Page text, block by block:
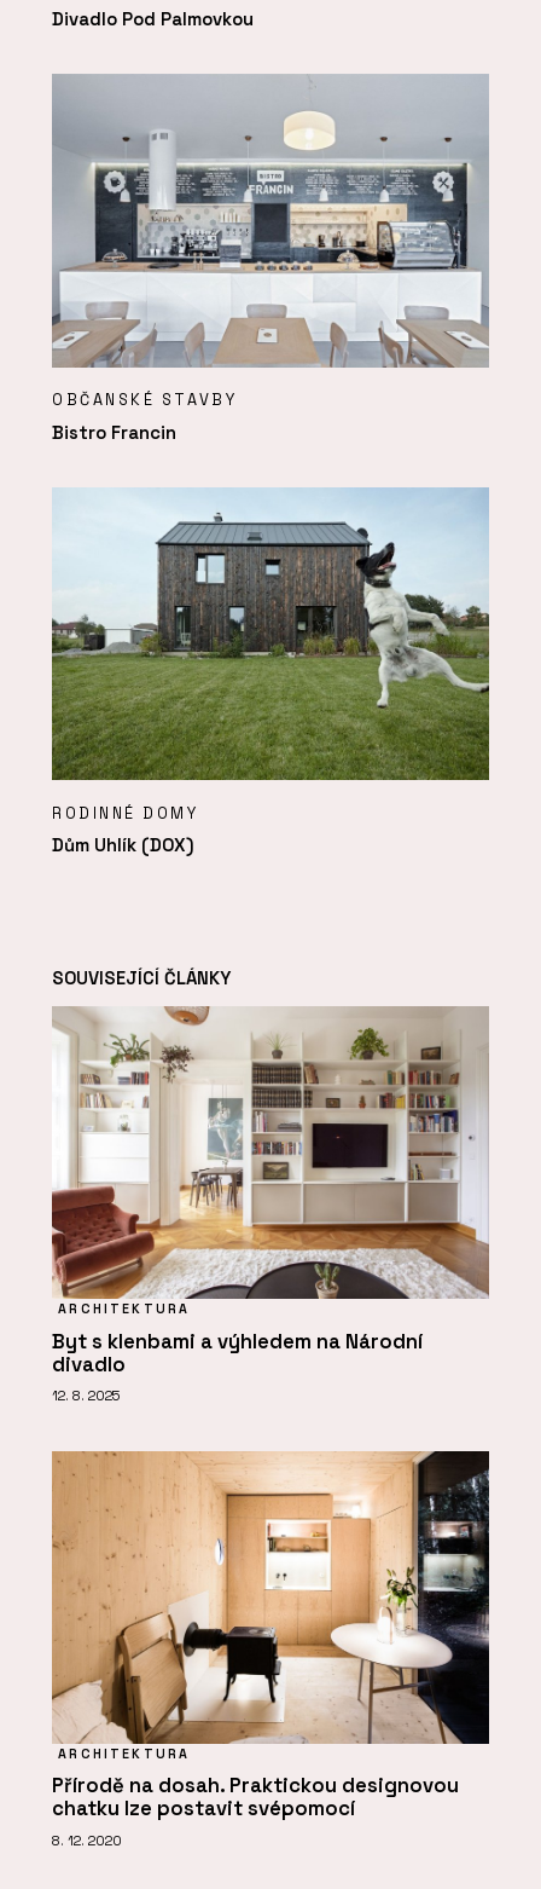
Divadlo Pod Palmovkou
OBČANSKÉ STAVBY
Bistro Francin
RODINNÉ DOMY
Dům Uhlík (DOX)
SOUVISEJÍCÍ ČLÁNKY
ARCHITEKTURA
Byt s klenbami a výhledem na Národní
divadlo
12. 8. 2025
ARCHITEKTURA
Přírodě na dosah. Praktickou designovou
chatku lze postavit svépomocí
8. 12. 2020